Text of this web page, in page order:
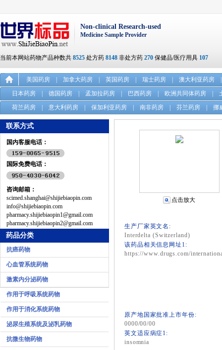
Non-clinical Research-used
Medicine Sample Provider
当前本网站药物产品种数共 8525 处方药 8148 非处方药 270 保健品/医疗用具 107
美国药房 加拿大药房 英国药房 瑞士药房 澳大利亚药房
日本药房
德国药房 孟加拉药房 巴西药房 欧洲共同体药房
荷兰药房
意大利药房 保加利亚药房 南非药房 芬兰药房 挪
联系方式
国内客服电话：
国际免费电话：
咨询邮箱：
scimed.shanghai@shijiebiaopin.com
info@shijiebiaopin.com
pharmacy.shijiebiaopin1@gmail.com
pharmacy.shijiebiaopin2@gmail.com
药品分类
抗癌药物
心血管系统药物
激素内分泌药物
作用于呼吸系统药物
作用于消化系统药物
泌尿生殖系统及泌乳药物
抗微生物药物
点击放大
生产厂家英文名:
Interdelta (Switzerland)
该药品相关信息网址1:
https://www.drugs.com/
原产地国家批准上市年份:
0000/00/00
英文适应病症1:
insomnia